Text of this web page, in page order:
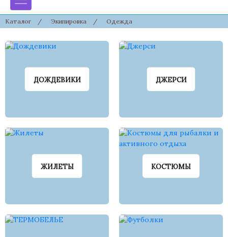
Каталог / Экипировка / Одежда
ДОЖДЕВИКИ ДЖЕРСИ
ЖИЛЕТЫ КОСТЮМЫ